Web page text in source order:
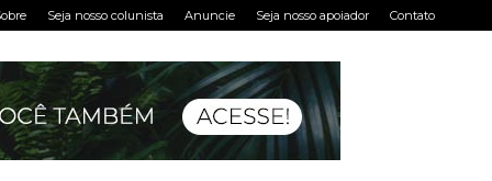
Seja nosso colunista Anuncie Seja nosso apoiador Contato